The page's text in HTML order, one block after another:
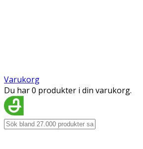
Varukorg
Du har 0 produkter i din varukorg.